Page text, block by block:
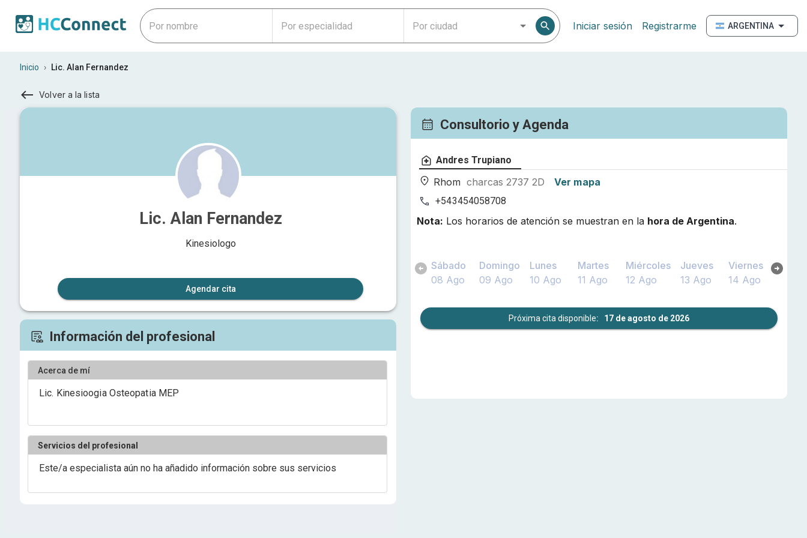
Iniciar sesión Registrarme ARGENTINA
Inicio › Lic. Alan Fernandez
Volver a la lista
Lic. Alan Fernandez
Kinesiologo
Agendar cita
Información del profesional
Acerca de mí
Lic. Kinesioogia Osteopatia MEP
Servicios del profesional
Este/a especialista aún no ha añadido información sobre sus servicios
Consultorio y Agenda
Andres Trupiano
Rhom charcas 2737 2D Ver mapa
+543454058708
Nota: Los horarios de atención se muestran en la hora de Argentina.
Sábado
08 Ago
Domingo
09 Ago
Lunes
10 Ago
Martes
11 Ago
Miércoles
12 Ago
Jueves
13 Ago
Viernes
14 Ago
Próxima cita disponible: 17 de agosto de 2026